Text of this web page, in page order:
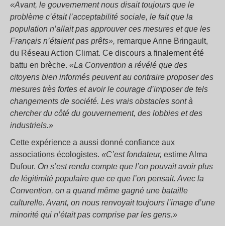
«Avant, le gouvernement nous disait toujours que le
problème c’était l’acceptabilité sociale, le fait que la
population n’allait pas approuver ces mesures et que les
Français n’étaient pas prêts», remarque Anne Bringault,
du Réseau Action Climat. Ce discours a finalement été
battu en brèche. «La Convention a révélé que des
citoyens bien informés peuvent au contraire proposer des
mesures très fortes et avoir le courage d’imposer de tels
changements de société. Les vrais obstacles sont à
chercher du côté du gouvernement, des lobbies et des
industriels.»
Cette expérience a aussi donné confiance aux
associations écologistes. «C’est fondateur, estime Alma
Dufour. On s’est rendu compte que l’on pouvait avoir plus
de légitimité populaire que ce que l’on pensait. Avec la
Convention, on a quand même gagné une bataille
culturelle. Avant, on nous renvoyait toujours l’image d’une
minorité qui n’était pas comprise par les gens.»